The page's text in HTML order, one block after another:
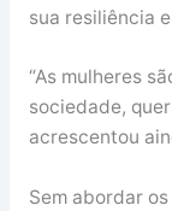
sua resiliência
“As mulheres
sociedade,
acrescentou
Sem abordar